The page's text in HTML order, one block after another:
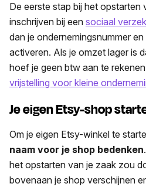
De eerste stap bij het opstarten
inschrijven bij een sociaal
dan je ondernemingsnummer
activeren. Als je omzet lager is
hoef je geen btw aan te
vrijstelling voor kleine
Je eigen Etsy-shop
Om je eigen Etsy-winkel te
naam voor je shop bedenken
het opstarten van je zaak zou
bovenaan je shop verschijnen